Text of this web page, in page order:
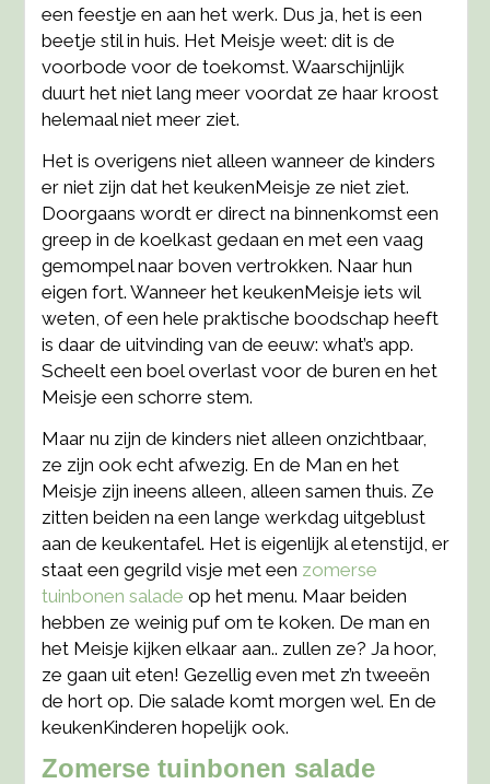
een feestje en aan het werk. Dus ja, het is een
beetje stil in huis. Het Meisje weet: dit is de
voorbode voor de toekomst. Waarschijnlijk
duurt het niet lang meer voordat ze haar kroost
helemaal niet meer ziet.
Het is overigens niet alleen wanneer de kinders
er niet zijn dat het keukenMeisje ze niet ziet.
Doorgaans wordt er direct na binnenkomst een
greep in de koelkast gedaan en met een vaag
gemompel naar boven vertrokken. Naar hun
eigen fort. Wanneer het keukenMeisje iets wil
weten, of een hele praktische boodschap heeft
is daar de uitvinding van de eeuw: what’s app.
Scheelt een boel overlast voor de buren en het
Meisje een schorre stem.
Maar nu zijn de kinders niet alleen onzichtbaar,
ze zijn ook echt afwezig. En de Man en het
Meisje zijn ineens alleen, alleen samen thuis. Ze
zitten beiden na een lange werkdag uitgeblust
aan de keukentafel. Het is eigenlijk al etenstijd, er
staat een gegrild visje met een zomerse
tuinbonen salade op het menu. Maar beiden
hebben ze weinig puf om te koken. De man en
het Meisje kijken elkaar aan.. zullen ze? Ja hoor,
ze gaan uit eten! Gezellig even met z’n tweeën
de hort op. Die salade komt morgen wel. En de
keukenKinderen hopelijk ook.
Zomerse tuinbonen salade